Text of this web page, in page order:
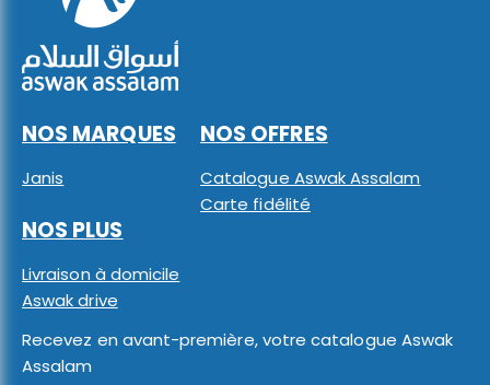
NOS MARQUES
Janis
NOS OFFRES
Catalogue Aswak Assalam
Carte fidélité
NOS PLUS
Livraison à domicile
Aswak drive
Recevez en avant-première, votre catalogue Aswak
Assalam